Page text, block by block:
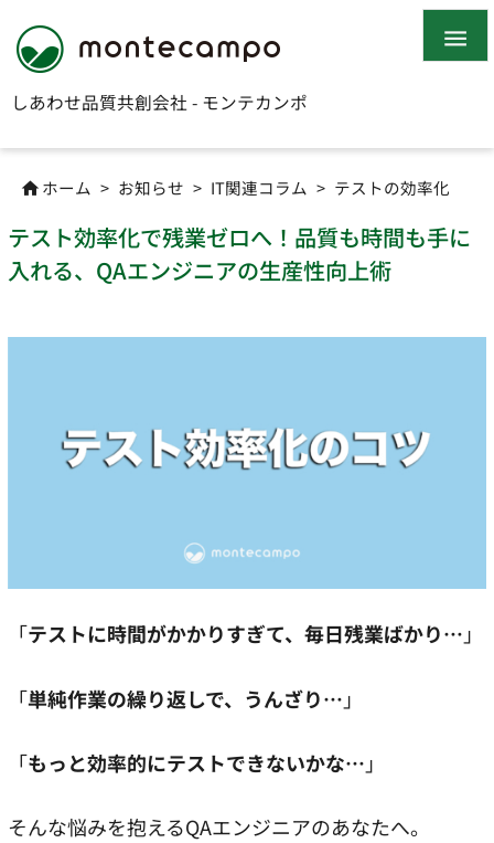
しあわせ品質共創会社 - モンテカンポ

 ホーム > お知らせ > IT関連コラム > テストの効率化
テスト効率化で残業ゼロへ！品質も時間も手に
入れる、QAエンジニアの生産性向上術
「テストに時間がかかりすぎて、毎日残業ばかり… 」
「単純作業の繰り返しで、うんざり… 」
「もっと効率的にテストできないかな… 」
そんな悩みを抱えるQAエンジニアのあなたへ。